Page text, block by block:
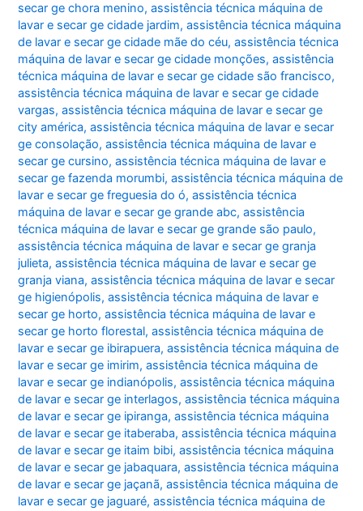
secar ge chora menino,assistência técnica máquina de
lavar e secar ge cidade jardim,assistência técnica máquina
de lavar e secar ge cidade mãe do céu,assistência técnica
máquina de lavar e secar ge cidade monções,assistência
técnica máquina de lavar e secar ge cidade são francisco,
assistência técnica máquina de lavar e secar ge cidade
vargas,assistência técnica máquina de lavar e secar ge
city américa,assistência técnica máquina de lavar e secar
ge consolação,assistência técnica máquina de lavar e
secar ge cursino,assistência técnica máquina de lavar e
secar ge fazenda morumbi,assistência técnica máquina de
lavar e secar ge freguesia do ó,assistência técnica
máquina de lavar e secar ge grande abc,assistência
técnica máquina de lavar e secar ge grande são paulo,
assistência técnica máquina de lavar e secar ge granja
julieta,assistência técnica máquina de lavar e secar ge
granja viana,assistência técnica máquina de lavar e secar
ge higienópolis,assistência técnica máquina de lavar e
secar ge horto,assistência técnica máquina de lavar e
secar ge horto florestal,assistência técnica máquina de
lavar e secar ge ibirapuera,assistência técnica máquina de
lavar e secar ge imirim,assistência técnica máquina de
lavar e secar ge indianópolis,assistência técnica máquina
de lavar e secar ge interlagos,assistência técnica máquina
de lavar e secar ge ipiranga,assistência técnica máquina
de lavar e secar ge itaberaba,assistência técnica máquina
de lavar e secar ge itaim bibi,assistência técnica máquina
de lavar e secar ge jabaquara,assistência técnica máquina
de lavar e secar ge jaçanã,assistência técnica máquina de
lavar e secar ge jaguaré,assistência técnica máquina de